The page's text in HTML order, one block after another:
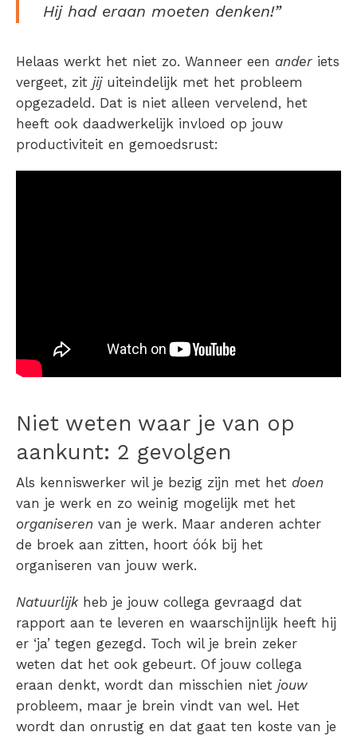
Hij had eraan moeten denken!”
Helaas werkt het niet zo. Wanneer een ander iets
vergeet, zit jijuiteindelijk met het probleem
opgezadeld. Dat is niet alleen vervelend, het
heeft ook daadwerkelijk invloed op jouw
productiviteit en gemoedsrust:
Niet weten waar je van op
aankunt: 2 gevolgen
Als kenniswerker wil je bezig zijn met het doen
van je werk en zo weinig mogelijk met het
organiseren van je werk. Maar anderen achter
de broek aan zitten, hoort óók bij het
organiseren van jouw werk.
Natuurlijkheb je jouw collega gevraagd dat
rapport aan te leveren en waarschijnlijk heeft hij
er ‘ja’ tegen gezegd. Toch wil je brein zeker
weten dat het ook gebeurt. Of jouw collega
eraan denkt, wordt dan misschien niet jouw
probleem, maar je brein vindt van wel. Het
wordt dan onrustig en dat gaat ten koste van je